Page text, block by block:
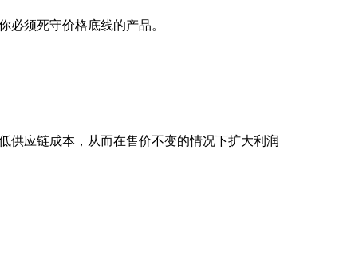
须死守价格底线的产品。
供应链成本，从而在售价不变的情况下扩大利润